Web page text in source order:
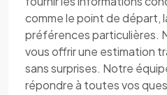
comme le point de départ,
préférences particulières.
vous offrir une estimation
sans surprises. Notre
répondre à toutes vos